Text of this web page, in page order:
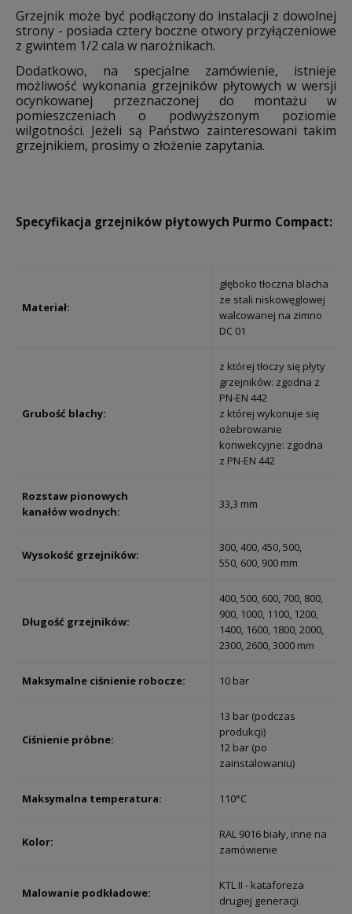
Grzejnik może być podłączony do instalacji z dowolnej
strony - posiada cztery boczne otwory przyłączeniowe
z gwintem 1/2 cala w narożnikach.
Dodatkowo, na specjalne zamówienie, istnieje
możliwość wykonania grzejników płytowych w wersji
ocynkowanej przeznaczonej do montażu w
pomieszczeniach o podwyższonym poziomie
wilgotności. Jeżeli są Państwo zainteresowani takim
grzejnikiem, prosimy o złożenie zapytania.
Specyfikacja grzejników płytowych Purmo Compact:
Materiał:
głęboko tłoczna blacha
ze stali niskowęglowej
walcowanej na zimno
DC 01
Grubość blachy:
z której tłoczy się płyty
grzejników: zgodna z
PN-EN 442
z której wykonuje się
ożebrowanie
konwekcyjne: zgodna
z PN-EN 442
Rozstaw pionowych
kanałów wodnych:
33,3 mm
Wysokość grzejników:
300, 400, 450, 500,
550, 600, 900 mm
Długość grzejników:
400, 500, 600, 700, 800,
900, 1000, 1100, 1200,
1400, 1600, 1800, 2000,
2300, 2600, 3000 mm
Maksymalne ciśnienie robocze: 10 bar
Ciśnienie próbne:
13 bar (podczas
produkcji)
12 bar (po
zainstalowaniu)
Maksymalna temperatura: 110°C
Kolor:
RAL 9016 biały, inne na
zamówienie
Malowanie podkładowe:
KTL II - kataforeza
drugiej generacji